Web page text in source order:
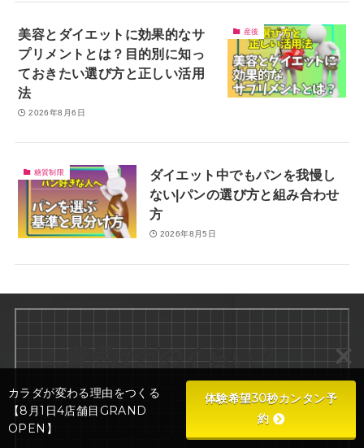
産後
美容とダイエットに効果的なサ
プリメントとは？目的別に知っ
ておきたい選び方と正しい活用
法
2026年8月6日
糖質制限
ダイエット中でもパンを我慢し
ない|パンの選び方と組み合わせ
方
2026年8月5日
1.費用はどのくらい？
2.特典・割引
3.パーソナルジム選び
カラダが変わる理由をつくる
【8月1日4店舗目GRAND
OPEN】
体験希望30秒カンタン予
約